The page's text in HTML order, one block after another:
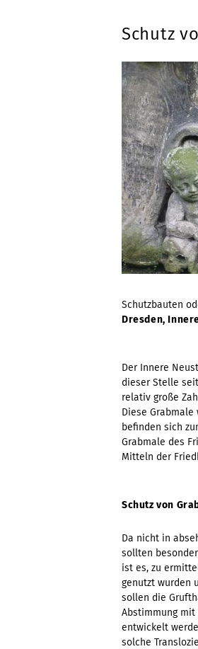
Schutz
Schutzbauten
Dresden,
Der Innere
dieser Stelle
relativ große
Diese
befinden sich
Grabmale des
Mitteln der
Schutz von
Da nicht in
sollten
ist es, zu
genutzt wurden
sollen die
Abstimmung
entwickelt
solche